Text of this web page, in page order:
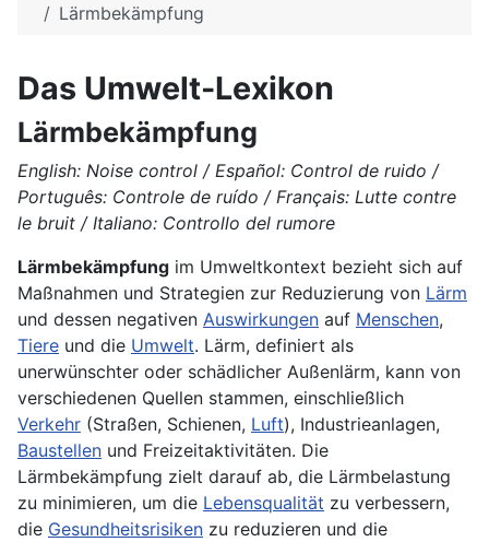
Lärmbekämpfung
Das Umwelt-Lexikon
Lärmbekämpfung
English: Noise control / Español: Control de ruido /
Português: Controle de ruído / Français: Lutte contre
le bruit / Italiano: Controllo del rumore
Lärmbekämpfung im Umweltkontext bezieht sich auf
Maßnahmen und Strategien zur Reduzierung von Lärm
und dessen negativen Auswirkungen auf Menschen,
Tiere und die Umwelt. Lärm, definiert als
unerwünschter oder schädlicher Außenlärm, kann von
verschiedenen Quellen stammen, einschließlich
Verkehr (Straßen, Schienen, Luft), Industrieanlagen,
Baustellen und Freizeitaktivitäten. Die
Lärmbekämpfung zielt darauf ab, die Lärmbelastung
zu minimieren, um die Lebensqualität zu verbessern,
die Gesundheitsrisiken zu reduzieren und die